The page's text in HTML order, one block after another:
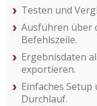
Testen und
Ausführen über
Befehlszeile.
Ergebnisdaten
exportieren.
Einfaches
Durchlauf.